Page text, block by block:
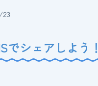
でシェアしよう！